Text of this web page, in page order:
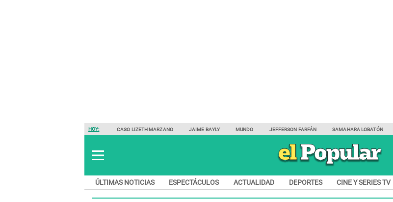
HOY: CASO LIZETH MARZANO JAIME BAYLY MUNDO JEFFERSON FARFÁN SAMAHARA LOBATÓN
ÚLTIMAS NOTICIAS ESPECTÁCULOS ACTUALIDAD DEPORTES CINE Y SERIES TV